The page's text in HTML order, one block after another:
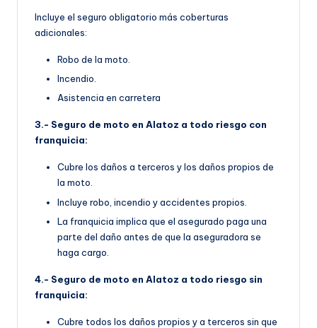
Incluye el seguro obligatorio más coberturas
adicionales:
Robo de la moto.
Incendio.
Asistencia en carretera
3.- Seguro de moto en Alatoz a todo riesgo con
franquicia:
Cubre los daños a terceros y los daños propios de
la moto.
Incluye robo, incendio y accidentes propios.
La franquicia implica que el asegurado paga una
parte del daño antes de que la aseguradora se
haga cargo.
4.- Seguro de moto en Alatoz a todo riesgo sin
franquicia:
Cubre todos los daños propios y a terceros sin que